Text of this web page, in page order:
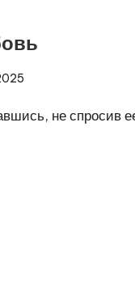
не спросив